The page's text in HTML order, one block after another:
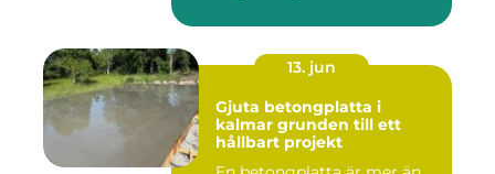
13. jun
Gjuta betongplatta i
kalmar grunden till ett
hållbart projekt